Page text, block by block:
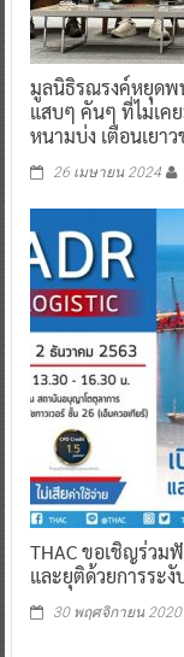
มูลนิธิรณรงค์หยุด
แสบๆ คันๆ ที่ไม่เค
หนามบ่ง เตือนเยา
26 เมษายน 2024
THAC ขอเชิญร่วม
และยุติด้วยการระ
30 พฤศจิกายน 2020